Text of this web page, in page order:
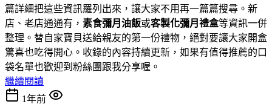
篇詳細把這些資訊羅列出來，讓大家不用再一篇篇搜尋。新
店、老店通通有， 素食彌月油飯或客製化彌月禮盒等資訊一併
整理。替自家寶貝送給親友的第一份禮物，絕對要讓大家開盒
驚喜也吃得開心。收錄的內容持續更新，如果有值得推薦的口
袋名單也歡迎到粉絲團跟我分享喔。
繼續閱讀
1年前